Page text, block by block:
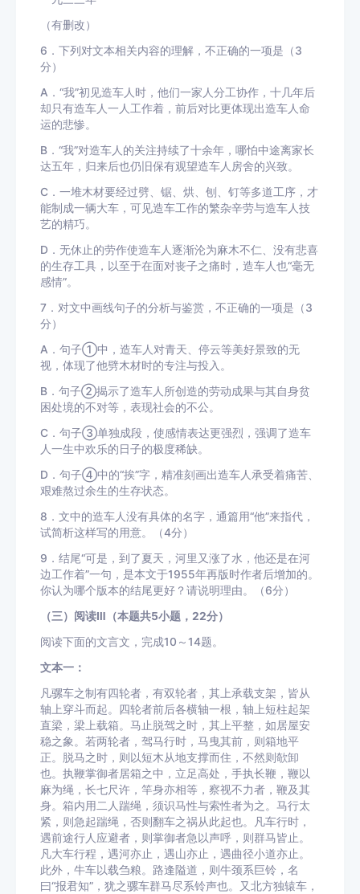
（有删改）
6．下列对文本相关内容的理解，不正确的一项是（3
分）
A．“我”初见造车人时，他们一家人分工协作，十几年后
却只有造车人一人工作着，前后对比更体现出造车人命
运的悲惨。
B．“我”对造车人的关注持续了十余年，哪怕中途离家长
达五年，归来后也仍旧保有观望造车人房舍的兴致。
C．一堆木材要经过劈、锯、烘、刨、钉等多道工序，才
能制成一辆大车，可见造车工作的繁杂辛劳与造车人技
艺的精巧。
D．无休止的劳作使造车人逐渐沦为麻木不仁、没有悲喜
的生存工具，以至于在面对丧子之痛时，造车人也“毫无
感情”。
7．对文中画线句子的分析与鉴赏，不正确的一项是（3
分）
A．句子①中，造车人对青天、停云等美好景致的无
视，体现了他劈木材时的专注与投入。
B．句子②揭示了造车人所创造的劳动成果与其自身贫
困处境的不对等，表现社会的不公。
C．句子③单独成段，使感情表达更强烈，强调了造车
人一生中欢乐的日子的极度稀缺。
D．句子④中的“挨”字，精准刻画出造车人承受着痛苦、
艰难熬过余生的生存状态。
8．文中的造车人没有具体的名字，通篇用“他”来指代，
试简析这样写的用意。（4分）
9．结尾“可是，到了夏天，河里又涨了水，他还是在河
边工作着”一句，是本文于1955年再版时作者后增加的。
你认为哪个版本的结尾更好？请说明理由。（6分）
（三）阅读Ⅲ（本题共5小题，22分）
阅读下面的文言文，完成10～14题。
文本一：
凡骡车之制有四轮者，有双轮者，其上承载支架，皆从
轴上穿斗而起。四轮者前后各横轴一根，轴上短柱起架
直梁，梁上载箱。马止脱驾之时，其上平整，如居屋安
稳之象。若两轮者，驾马行时，马曳其前，则箱地平
正。脱马之时，则以短木从地支撑而住，不然则欹卸
也。执鞭掌御者居箱之中，立足高处，手执长鞭，鞭以
麻为绳，长七尺许，竿身亦相等，察视不力者，鞭及其
身。箱内用二人踹绳，须识马性与索性者为之。马行太
紧，则急起踹绳，否则翻车之祸从此起也。凡车行时，
遇前途行人应避者，则掌御者急以声呼，则群马皆止。
凡大车行程，遇河亦止，遇山亦止，遇曲径小道亦止。
此外，牛车以载刍粮。路逢隘道，则牛颈系巨铃，名
曰“报君知”，犹之骡车群马尽系铃声也。又北方独辕车，